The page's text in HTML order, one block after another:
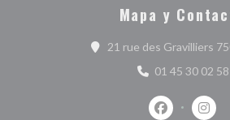
Mapa y
21 rue des Gravilliers
01 45 30 02 58
Facebook